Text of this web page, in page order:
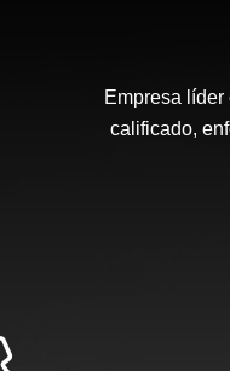
Empresa
calificado,